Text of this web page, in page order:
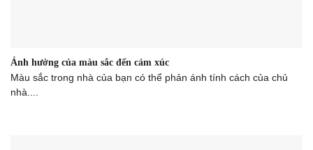
Ảnh hưởng của màu sắc đến cảm xúc
Màu sắc trong nhà của bạn có thể phản ánh tính cách của chủ
nhà....